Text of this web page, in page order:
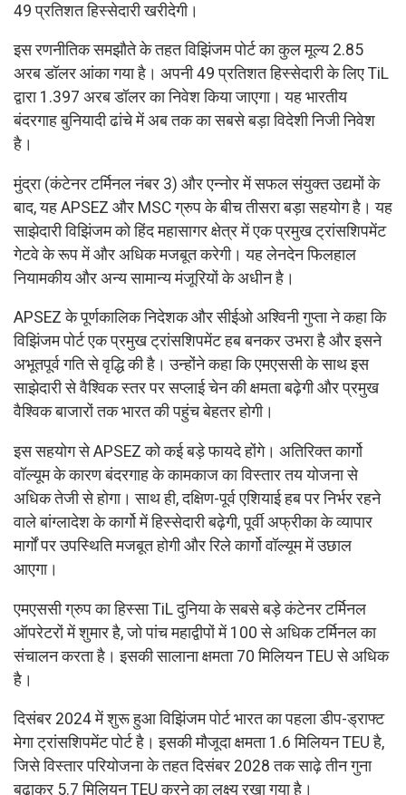
49 प्रतिशत हिस्सेदारी खरीदेगी।
इस रणनीतिक समझौते के तहत विझिंजम पोर्ट का कुल मूल्य 2.85
अरब डॉलर आंका गया है। अपनी 49 प्रतिशत हिस्सेदारी के लिए TiL
द्वारा 1.397 अरब डॉलर का निवेश किया जाएगा। यह भारतीय
बंदरगाह बुनियादी ढांचे में अब तक का सबसे बड़ा विदेशी निजी निवेश
है।
मुंद्रा (कंटेनर टर्मिनल नंबर 3) और एन्नोर में सफल संयुक्त उद्यमों के
बाद, यह APSEZ और MSC ग्रुप के बीच तीसरा बड़ा सहयोग है। यह
साझेदारी विझिंजम को हिंद महासागर क्षेत्र में एक प्रमुख ट्रांसशिपमेंट
गेटवे के रूप में और अधिक मजबूत करेगी। यह लेनदेन फिलहाल
नियामकीय और अन्य सामान्य मंजूरियों के अधीन है।
APSEZ के पूर्णकालिक निदेशक और सीईओ अश्विनी गुप्ता ने कहा कि
विझिंजम पोर्ट एक प्रमुख ट्रांसशिपमेंट हब बनकर उभरा है और इसने
अभूतपूर्व गति से वृद्धि की है। उन्होंने कहा कि एमएससी के साथ इस
साझेदारी से वैश्विक स्तर पर सप्लाई चेन की क्षमता बढ़ेगी और प्रमुख
वैश्विक बाजारों तक भारत की पहुंच बेहतर होगी।
इस सहयोग से APSEZ को कई बड़े फायदे होंगे। अतिरिक्त कार्गो
वॉल्यूम के कारण बंदरगाह के कामकाज का विस्तार तय योजना से
अधिक तेजी से होगा। साथ ही, दक्षिण-पूर्व एशियाई हब पर निर्भर रहने
वाले बांग्लादेश के कार्गो में हिस्सेदारी बढ़ेगी, पूर्वी अफ्रीका के व्यापार
मार्गों पर उपस्थिति मजबूत होगी और रिले कार्गो वॉल्यूम में उछाल
आएगा।
एमएससी ग्रुप का हिस्सा TiL दुनिया के सबसे बड़े कंटेनर टर्मिनल
ऑपरेटरों में शुमार है, जो पांच महाद्वीपों में 100 से अधिक टर्मिनल का
संचालन करता है। इसकी सालाना क्षमता 70 मिलियन TEU से अधिक
है।
दिसंबर 2024 में शुरू हुआ विझिंजम पोर्ट भारत का पहला डीप-ड्राफ्ट
मेगा ट्रांसशिपमेंट पोर्ट है। इसकी मौजूदा क्षमता 1.6 मिलियन TEU है,
जिसे विस्तार परियोजना के तहत दिसंबर 2028 तक साढ़े तीन गुना
बढ़ाकर 5.7 मिलियन TEU करने का लक्ष्य रखा गया है।